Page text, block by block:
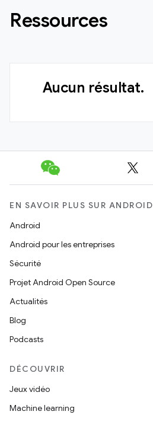
Ressources
Aucun résultat.
EN SAVOIR PLUS SUR ANDROID
Android
Android pour les entreprises
Sécurité
Projet Android Open Source
Actualités
Blog
Podcasts
DÉCOUVRIR
Jeux vidéo
Machine learning